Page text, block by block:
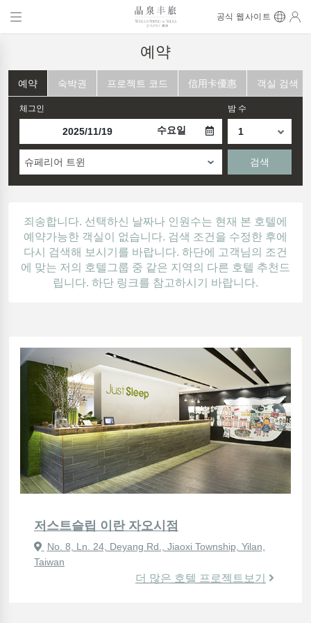
공식 웹사이트
예약
예약 숙박권 프로젝트 코드 信用卡優惠 객실 검색
체그인
수요일
밤 수
슈페리어 트윈 검색
죄송합니다. 선택하신 날짜나 인원수는 현재 본 호텔에
예약가능한 객실이 없습니다. 검색 조건을 수정한 후에
다시 검색해 보시기를 바랍니다. 하단에 고객님의 조건
에 맞는 저의 호텔그룹 중 같은 지역의 다른 호텔 추천드
립니다. 하단 링크를 참고하시기 바랍니다.
저스트슬립 이란 자오시점
No. 8, Ln. 24, Deyang Rd., Jiaoxi Township, Yilan,
Taiwan
더 많은 호텔 프로젝트보기